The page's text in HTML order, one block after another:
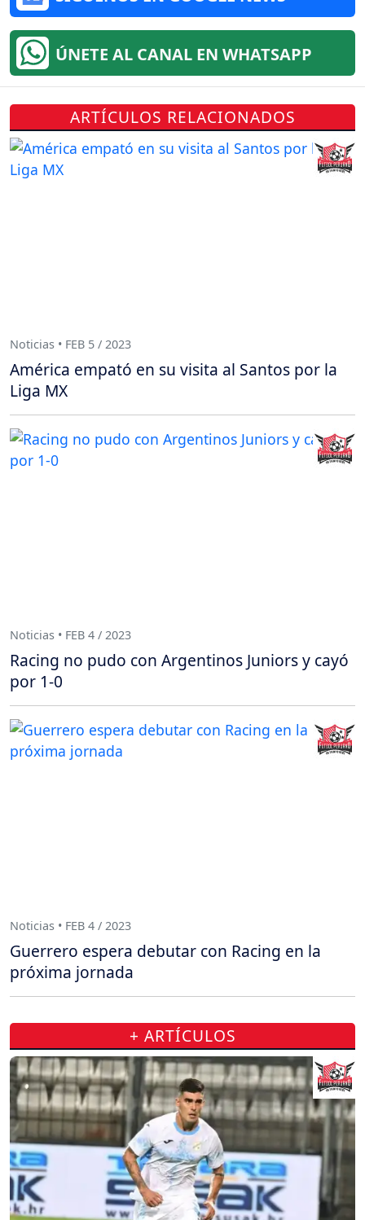
ÚNETE AL CANAL EN WHATSAPP
ARTÍCULOS RELACIONADOS
Noticias • FEB 5 / 2023
América empató en su visita al Santos por la
Liga MX
Noticias • FEB 4 / 2023
Racing no pudo con Argentinos Juniors y cayó
por 1-0
Noticias • FEB 4 / 2023
Guerrero espera debutar con Racing en la
próxima jornada
+ ARTÍCULOS